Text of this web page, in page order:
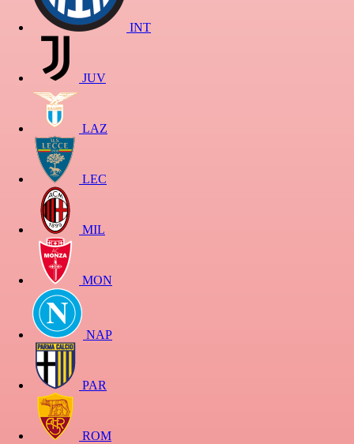
INT
JUV
LAZ
LEC
MIL
MON
NAP
PAR
ROM